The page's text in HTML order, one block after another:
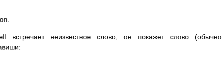
встречает неизвестное слово, он покажет слово (обычно